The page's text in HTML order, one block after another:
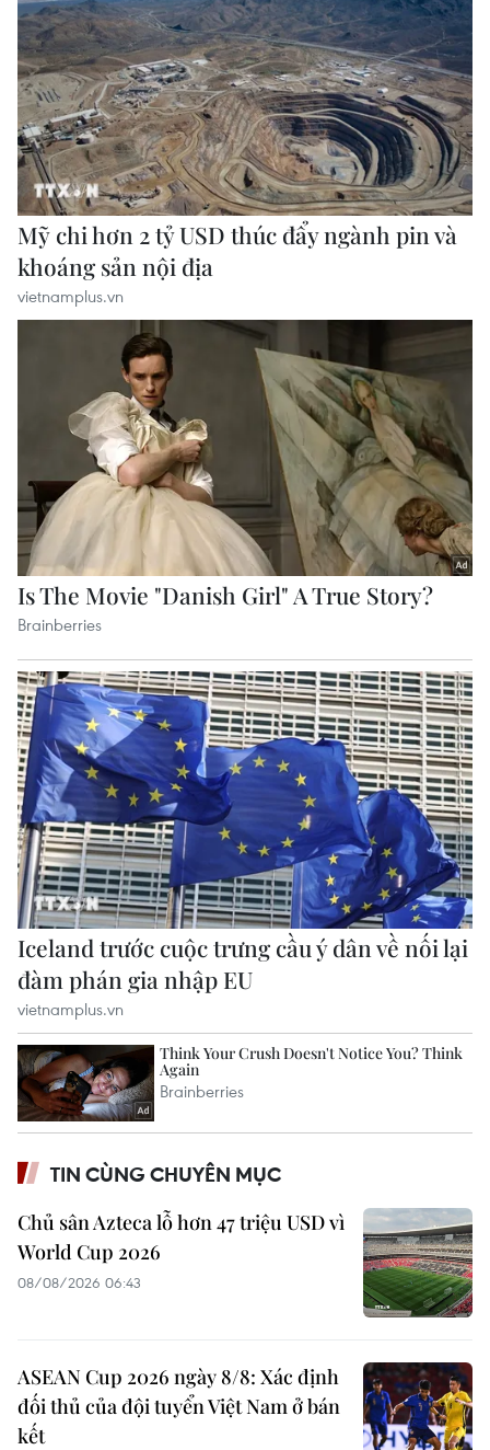
TIN CÙNG CHUYÊN MỤC
Chủ sân Azteca lỗ hơn 47 triệu USD vì
World Cup 2026
08/08/2026 06:43
ASEAN Cup 2026 ngày 8/8: Xác định
đối thủ của đội tuyển Việt Nam ở bán
kết